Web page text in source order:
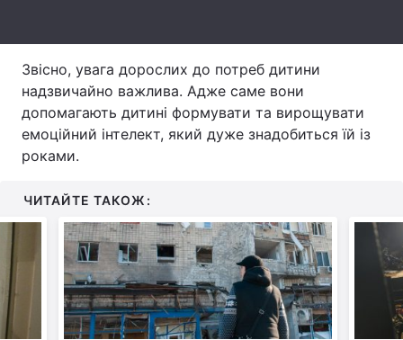
Тема оформлення
Звісно, увага дорослих до потреб дитини
надзвичайно важлива. Адже саме вони
допомагають дитині формувати та вирощувати
емоційний інтелект, який дуже знадобиться їй із
роками.
ЧИТАЙТЕ ТАКОЖ: